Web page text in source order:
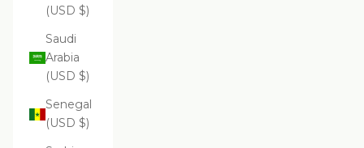
(USD $)
Saudi
Arabia
(USD $)
Senegal
(USD $)